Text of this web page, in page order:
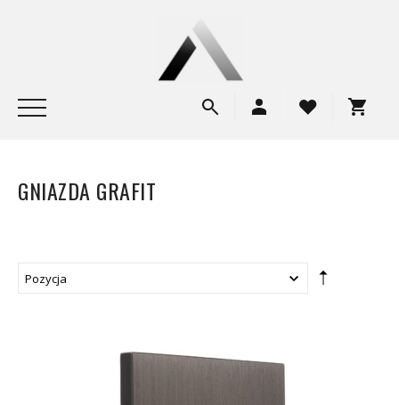
GNIAZDA GRAFIT